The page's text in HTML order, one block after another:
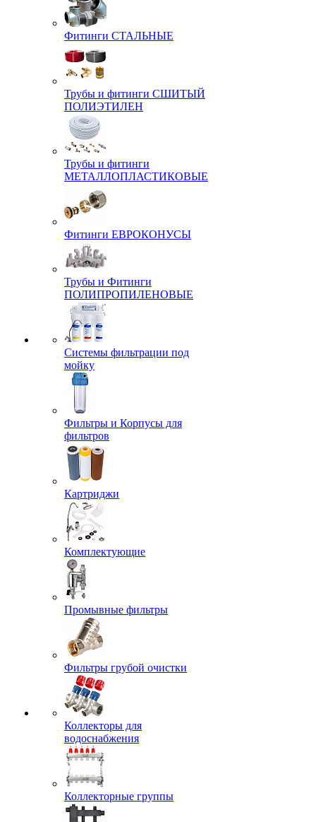
Фитинги СТАЛЬНЫЕ
Трубы и фитинги СШИТЫЙ
ПОЛИЭТИЛЕН
Трубы и фитинги
МЕТАЛЛОПЛАСТИКОВЫЕ
Фитинги ЕВРОКОНУСЫ
Трубы и Фитинги
ПОЛИПРОПИЛЕНОВЫЕ
Системы фильтрации под
мойку
Фильтры и Корпусы для
фильтров
Картриджи
Комплектующие
Промывные фильтры
Фильтры грубой очистки
Коллекторы для
водоснабжения
Коллекторные группы